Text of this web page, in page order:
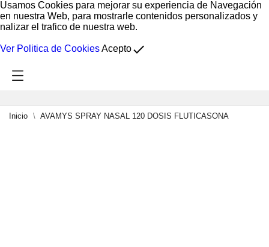
Usamos Cookies para mejorar su experiencia de Navegación
en nuestra Web, para mostrarle contenidos personalizados y
nalizar el trafico de nuestra web.
Ver Politica de CookiesAceptodone
Inicio AVAMYS SPRAY NASAL 120 DOSIS FLUTICASONA